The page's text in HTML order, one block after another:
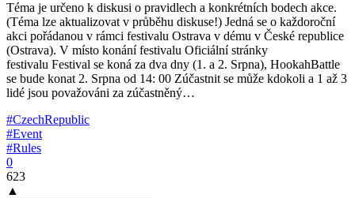
Téma je určeno k diskusi o pravidlech a konkrétních bodech akce.
(Téma lze aktualizovat v průběhu diskuse!) Jedná se o každoroční
akci pořádanou v rámci festivalu Ostrava v dému v České republice
(Ostrava). V místo konání festivalu Oficiální stránky
festivalu Festival se koná za dva dny (1. a 2. Srpna), HookahBattle
se bude konat 2. Srpna od 14: 00 Zúčastnit se může kdokoli a 1 až 3
lidé jsou považováni za zúčastněný…
#CzechRepublic
#Event
#Rules
0
623
▲